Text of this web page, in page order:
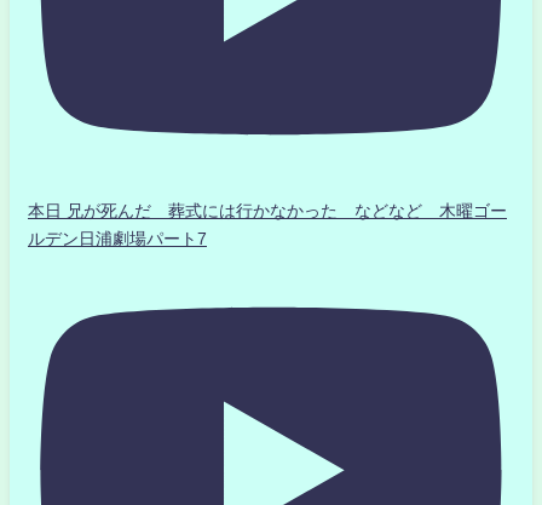
本日 兄が死んだ 葬式には行かなかった などなど 木曜ゴー
ルデン日浦劇場パート7